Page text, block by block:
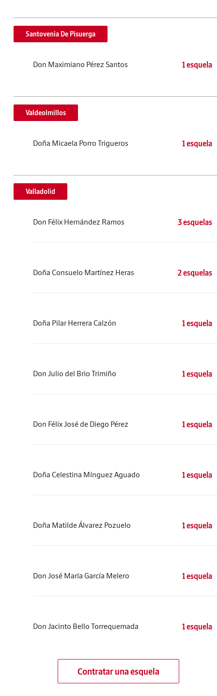
Santovenia De Pisuerga
Don Maximiano Pérez Santos 1 esquela
Valdeolmillos
Doña Micaela Porro Trigueros 1 esquela
Valladolid
Don Félix Hernández Ramos 3 esquelas
Doña Consuelo Martínez Heras 2 esquelas
Doña Pilar Herrera Calzón 1 esquela
Don Julio del Brio Trimiño 1 esquela
Don Félix José de Diego Pérez 1 esquela
Doña Celestina Mínguez Aguado 1 esquela
Doña Matilde Álvarez Pozuelo 1 esquela
Don José María García Melero 1 esquela
Don Jacinto Bello Torrequemada 1 esquela
Contratar una esquela